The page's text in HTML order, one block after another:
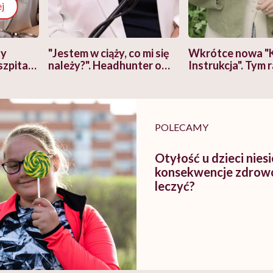
"Jestem w ciąży, co mi się
należy?". Headhunter o
pracy
Wkrótce nowa
Instrukcja". Tym
POLECAMY
Otyłość u dzieci
konsekwencje
leczyć?